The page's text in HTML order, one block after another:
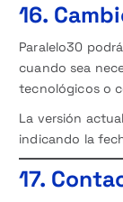
16.
Paralelo30
cuando sea
tecnológicos o
La versión
indicando la
17.